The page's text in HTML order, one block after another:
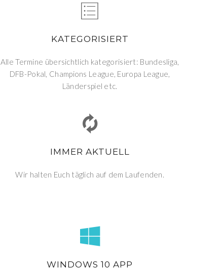
KATEGORISIERT
Alle Termine übersichtlich kategorisiert: Bundesliga,
DFB-Pokal, Champions League, Europa League,
Länderspiel etc.
IMMER AKTUELL
Wir halten Euch täglich auf dem Laufenden.
WINDOWS 10 APP